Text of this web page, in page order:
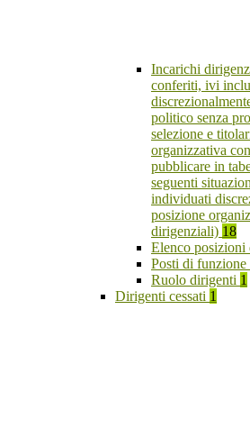
Incarichi
conferiti, ivi
politico senza
selezione e
organizzativa
pubblicare in
seguenti
individuati
posizione
dirigenziali) 18
Elenco posizioni
Posti di
Ruolo dirigenti 1
Dirigenti cessati 1